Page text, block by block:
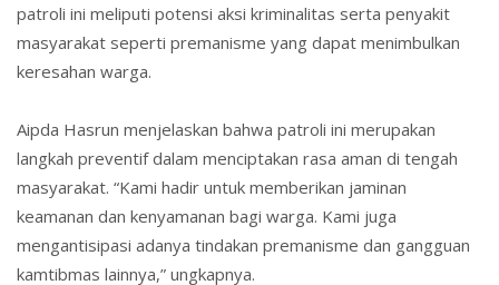
patroli ini meliputi potensi aksi kriminalitas serta penyakit
masyarakat seperti premanisme yang dapat menimbulkan
keresahan warga.
Aipda Hasrun menjelaskan bahwa patroli ini merupakan
langkah preventif dalam menciptakan rasa aman di tengah
masyarakat. “Kami hadir untuk memberikan jaminan
keamanan dan kenyamanan bagi warga. Kami juga
mengantisipasi adanya tindakan premanisme dan gangguan
kamtibmas lainnya,” ungkapnya.